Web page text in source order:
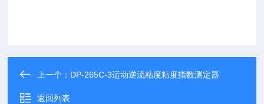
上一个： DP-265C-3运动逆流粘度粘度指数测定器
返回列表